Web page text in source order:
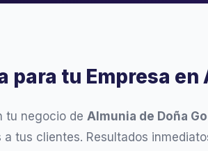
tu Empresa en
tu negocio de Almunia de Doña
tus clientes. Resultados